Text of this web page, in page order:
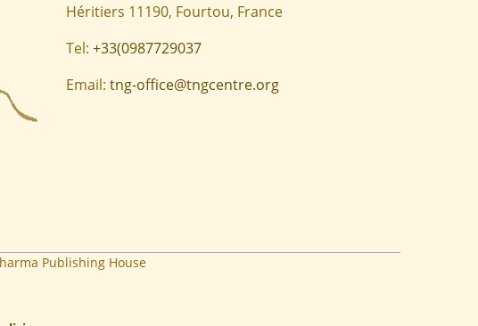
Héritiers 11190, Fourtou, France
Tel: +33(0987729037
Email: tng-office@tngcentre.org
Publishing House